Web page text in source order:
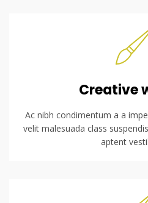
Creative
Ac nibh condimentum a a
velit malesuada class
aptent